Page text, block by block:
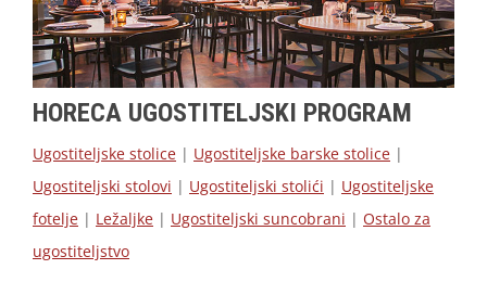
HORECA UGOSTITELJSKI PROGRAM
Ugostiteljske stolice | Ugostiteljske barske stolice |
Ugostiteljski stolovi | Ugostiteljski stolići | Ugostiteljske
fotelje | Ležaljke | Ugostiteljski suncobrani | Ostalo za
ugostiteljstvo